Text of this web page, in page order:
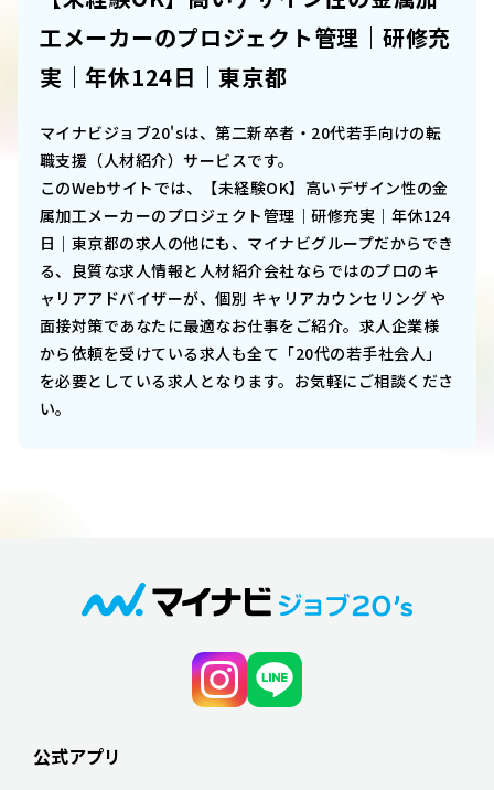
工メーカーのプロジェクト管理｜研修充
実｜年休124日｜東京都
マイナビジョブ20'sは、第二新卒者・20代若手向けの転
職支援（人材紹介）サービスです。
このWebサイトでは、
【未経験OK】高いデザイン性の金
属加工メーカーのプロジェクト管理｜研修充実｜年休124
日｜東京都の求人の他にも、マイナビグループだからでき
る、良質な求人情報と人材紹介会社ならではのプロのキ
ャリアアドバイザーが、個別 キャリアカウンセリング や
面接対策であなたに最適なお仕事をご紹介。求人企業様
から依頼を受けている求人も全て「20代の若手社会人」
を必要としている求人となります。お気軽にご相談くださ
い。
公式アプリ